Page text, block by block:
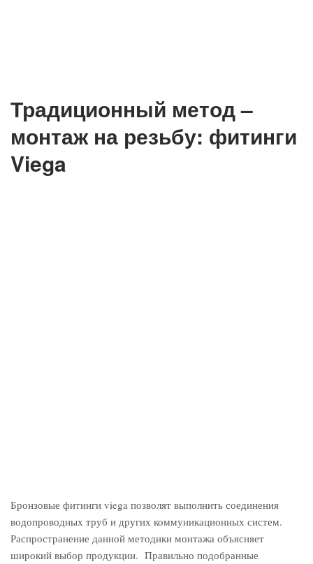
Традиционный метод –
монтаж на резьбу: фитинги
Viega
Бронзовые фитинги viega позволят выполнить соединения
водопроводных труб и других коммуникационных систем.
Распространение данной методики монтажа объясняет
широкий выбор продукции. Правильно подобранные